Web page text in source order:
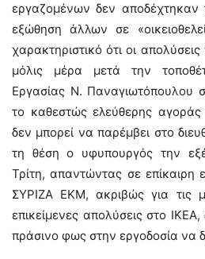
εργαζομένων δεν αποδέχτηκαν
εξώθηση άλλων σε
χαρακτηριστικό ότι οι
μόλις μέρα μετά την
Εργασίας Ν. Παναγιωτόπουλου
το καθεστώς ελεύθερης αγοράς
δεν μπορεί να παρέμβει στο
τη θέση ο υφυπουργός την
Τρίτη, απαντώντας σε
ΣΥΡΙΖΑ ΕΚΜ, ακριβώς για τις
επικείμενες απολύσεις στο
πράσινο φως στην εργοδοσία να